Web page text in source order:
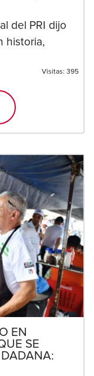
del PRI dijo
historia,
Visitas: 395
EN
SE